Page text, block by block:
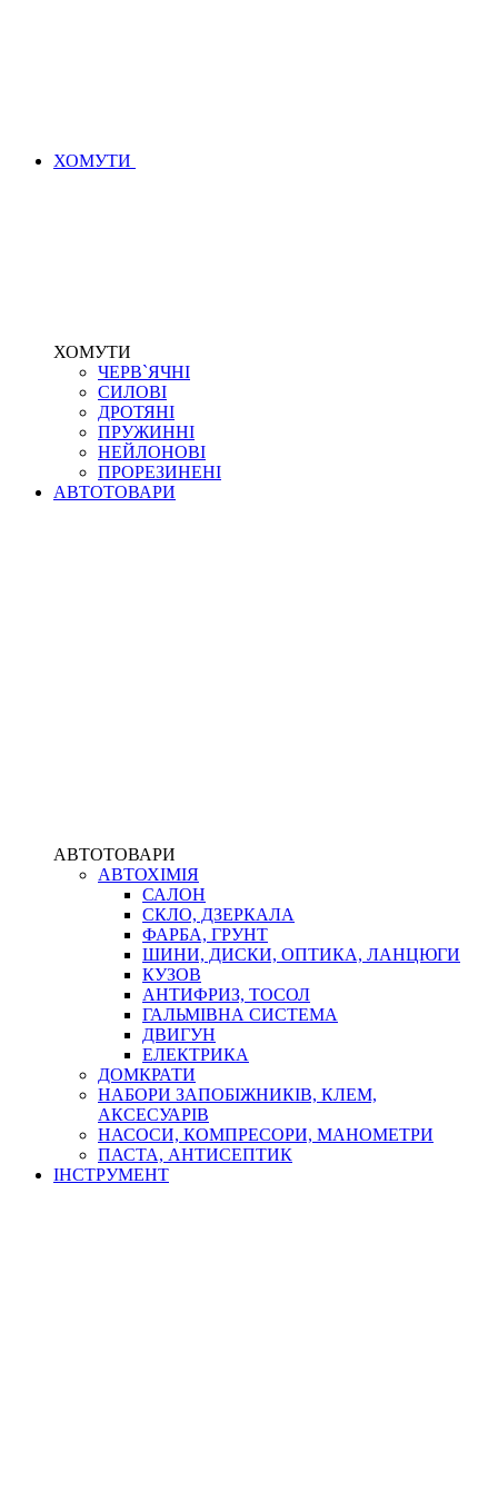
ХОМУТИ
ХОМУТИ
ЧЕРВ`ЯЧНІ
СИЛОВІ
ДРОТЯНІ
ПРУЖИННІ
НЕЙЛОНОВІ
ПРОРЕЗИНЕНІ
АВТОТОВАРИ
АВТОТОВАРИ
АВТОХІМІЯ
САЛОН
СКЛО, ДЗЕРКАЛА
ФАРБА, ГРУНТ
ШИНИ, ДИСКИ, ОПТИКА, ЛАНЦЮГИ
КУЗОВ
АНТИФРИЗ, ТОСОЛ
ГАЛЬМІВНА СИСТЕМА
ДВИГУН
ЕЛЕКТРИКА
ДОМКРАТИ
НАБОРИ ЗАПОБІЖНИКІВ, КЛЕМ,
АКСЕСУАРІВ
НАСОСИ, КОМПРЕСОРИ, МАНОМЕТРИ
ПАСТА, АНТИСЕПТИК
ІНСТРУМЕНТ